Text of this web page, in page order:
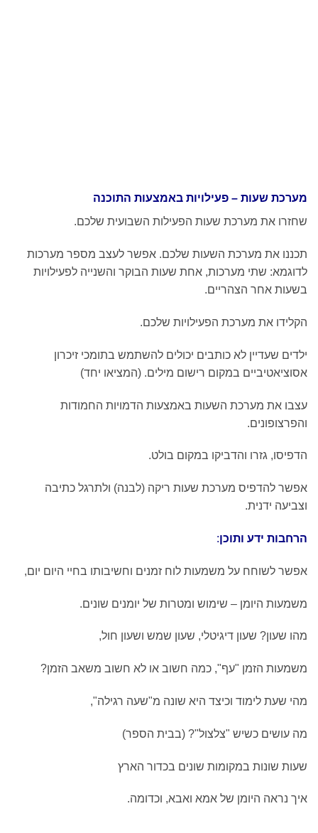
מערכת שעות – פעילויות באמצעות התוכנה
שחזרו את מערכת שעות הפעילות השבועית שלכם.
תכננו את מערכת השעות שלכם. אפשר לעצב מספר מערכות
לדוגמא: שתי מערכות, אחת שעות הבוקר והשנייה לפעילויות
בשעות אחר הצהריים.
הקלידו את מערכת הפעילויות שלכם.
ילדים שעדיין לא כותבים יכולים להשתמש בתומכי זיכרון
אסוציאטיביים במקום רישום מילים. (המציאו יחד)
עצבו את מערכת השעות באמצעות הדמויות החמודות
והפרצופונים.
הדפיסו, גזרו והדביקו במקום בולט.
אפשר להדפיס מערכת שעות ריקה (לבנה) ולתרגל כתיבה
וצביעה ידנית.
הרחבות ידע ותוכן:
אפשר לשוחח על משמעות לוח זמנים וחשיבותו בחיי היום יום,
משמעות היומן – שימוש ומטרות של יומנים שונים.
מהו שעון? שעון דיגיטלי, שעון שמש ושעון חול,
משמעות הזמן "עף", כמה חשוב או לא חשוב משאב הזמן?
מהי שעת לימוד וכיצד היא שונה מ"שעה רגילה",
מה עושים כשיש "צלצול"? (בבית הספר)
שעות שונות במקומות שונים בכדור הארץ
איך נראה היומן של אמא ואבא, וכדומה.